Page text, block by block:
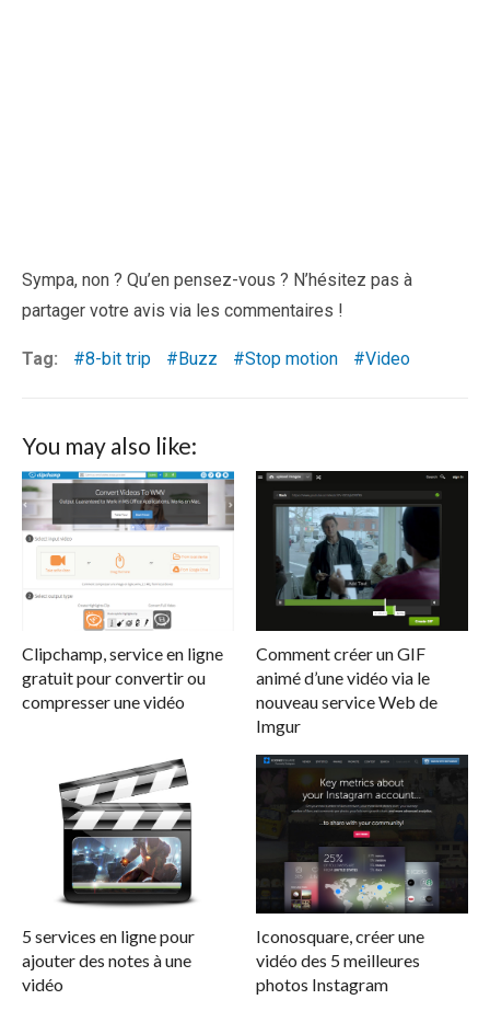
Sympa, non ? Qu’en pensez-vous ? N’hésitez pas à
partager votre avis via les commentaires !
Tag: 8-bit trip Buzz Stop motion Video
You may also like:
Clipchamp, service en ligne
gratuit pour convertir ou
compresser une vidéo
Comment créer un GIF
animé d’une vidéo via le
nouveau service Web de
Imgur
5 services en ligne pour
ajouter des notes à une
vidéo
Iconosquare, créer une
vidéo des 5 meilleures
photos Instagram